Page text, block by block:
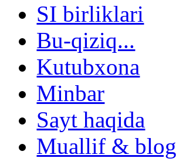
SI birliklari
Bu-qiziq...
Kutubxona
Minbar
Sayt haqida
Muallif & blog